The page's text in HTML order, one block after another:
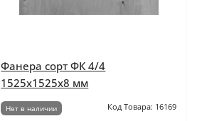
Фанера сорт ФК 4/4
1525x1525x8 мм
Нет в наличии Код Товара: 16169